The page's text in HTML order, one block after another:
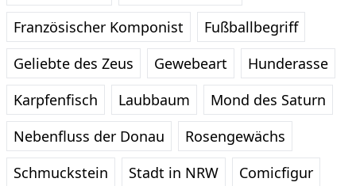
Französischer Komponist
Fußballbegriff
Geliebte des Zeus
Gewebeart
Hunderasse
Karpfenfisch
Laubbaum
Mond des Saturn
Nebenfluss der Donau
Rosengewächs
Schmuckstein
Stadt in NRW Comicfigur